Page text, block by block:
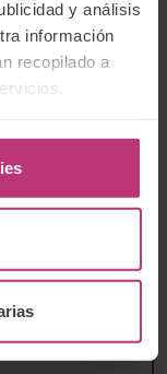
y análisis
información
recopilado a
de